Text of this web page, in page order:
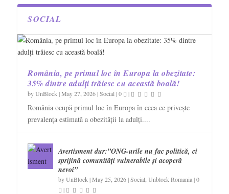
SOCIAL
România, pe primul loc în Europa la obezitate:
35% dintre adulți trăiesc cu această boală!
byUnBlock |May 27, 2026|Social |0 |
România ocupă primul loc în Europa în ceea ce privește
prevalența estimată a obezității la adulți....
Avertisment dur:”ONG-urile nu fac politică, ci
sprijină comunități vulnerabile și acoperă
nevoi”
byUnBlock |May 25, 2026|Social ,Unblock Romania|0
|